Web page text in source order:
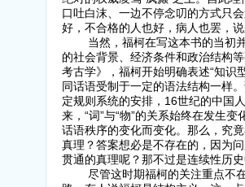
口吐白沫、一边不停念叨的方式只
好，不合格的人也好，病人也罢，
当然，福柯在写这本书的当初并
的社会背景、经济条件和政治结构
考古学》，福柯开始明确表述“知识
同话语受制于一定的语法结构一样
定规则系统的安排，16世纪的中国
来，“词”与“物”的关系始终在发生
话语秩序的变化而变化。那么，究
真理？答案想必是不存在的，因为
贯通的真理呢？那不过是连续性历
尽管这时期福柯的关注重点不在